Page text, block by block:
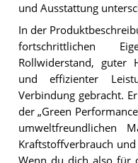
und Ausstattung
In der
fortschrittlichen
Rollwiderstand, guter
und effizienter
Verbindung gebracht.
der „Green
umweltfreundlichen
Kraftstoffverbrauch